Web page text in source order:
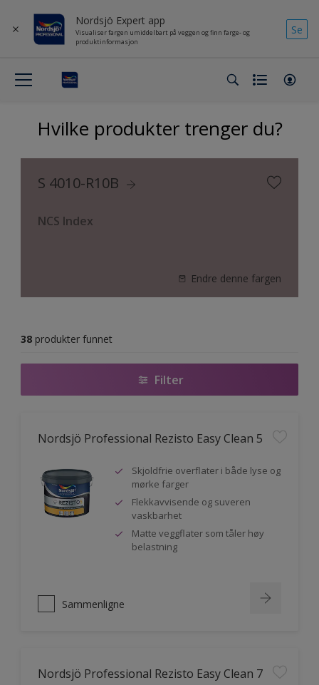
Nordsjö Expert app
Visualiser fargen umiddelbart på veggen og finn farge- og
produktinformasjon
Se
Hvilke produkter trenger du?
S 4010-R10B
NCS Index
Endre denne fargen
38 produkter funnet
Filter
Nordsjö Professional Rezisto Easy Clean 5
Skjoldfrie overflater i både lyse og
mørke farger
Flekkavvisende og suveren
vaskbarhet
Matte veggflater som tåler høy
belastning
Sammenligne
Nordsjö Professional Rezisto Easy Clean 7